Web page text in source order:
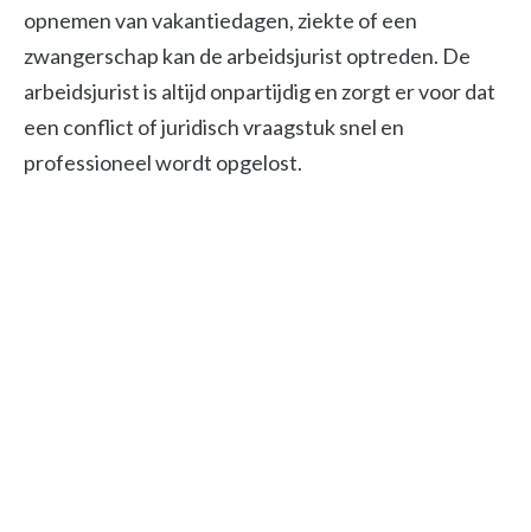
opnemen van vakantiedagen, ziekte of een
zwangerschap kan de arbeidsjurist optreden. De
arbeidsjurist is altijd onpartijdig en zorgt er voor dat
een conflict of juridisch vraagstuk snel en
professioneel wordt opgelost.